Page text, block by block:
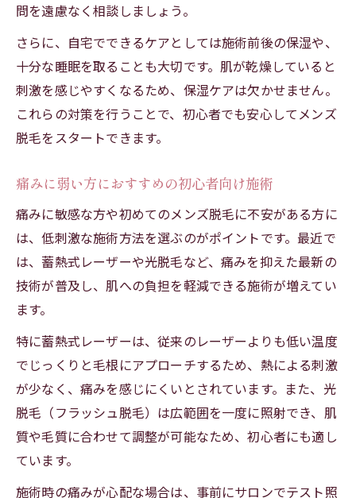
問を遠慮なく相談しましょう。
さらに、自宅でできるケアとしては施術前後の保湿や、
十分な睡眠を取ることも大切です。肌が乾燥していると
刺激を感じやすくなるため、保湿ケアは欠かせません。
これらの対策を行うことで、初心者でも安心してメンズ
脱毛をスタートできます。
痛みに弱い方におすすめの初心者向け施術
痛みに敏感な方や初めてのメンズ脱毛に不安がある方に
は、低刺激な施術方法を選ぶのがポイントです。最近で
は、蓄熱式レーザーや光脱毛など、痛みを抑えた最新の
技術が普及し、肌への負担を軽減できる施術が増えてい
ます。
特に蓄熱式レーザーは、従来のレーザーよりも低い温度
でじっくりと毛根にアプローチするため、熱による刺激
が少なく、痛みを感じにくいとされています。また、光
脱毛（フラッシュ脱毛）は広範囲を一度に照射でき、肌
質や毛質に合わせて調整が可能なため、初心者にも適し
ています。
施術時の痛みが心配な場合は、事前にサロンでテスト照